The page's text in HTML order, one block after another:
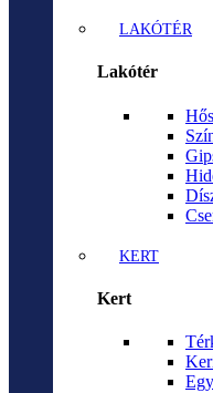
LAKÓTÉR
Lakótér
KERT
Kert